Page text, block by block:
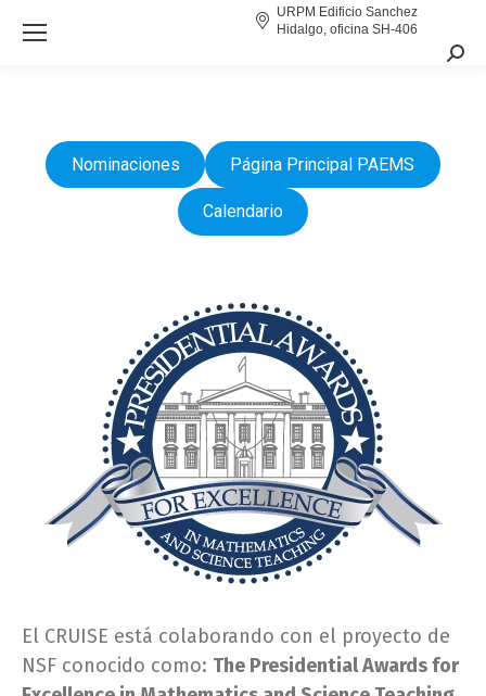
URPM Edificio Sanchez
Hidalgo, oficina SH-406
Nominaciones Página Principal PAEMS
Calendario
El CRUISE está colaborando con el proyecto de
NSF conocido como: The Presidential Awards for